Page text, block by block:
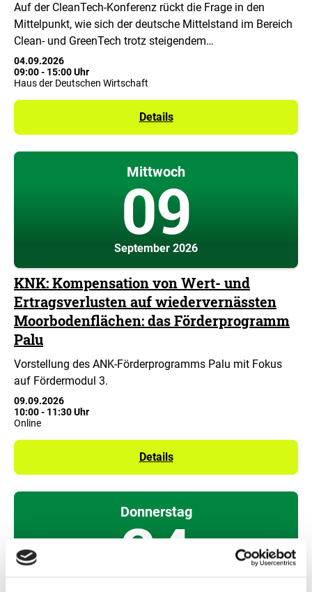
Auf der CleanTech-Konferenz rückt die Frage in den
Mittelpunkt, wie sich der deutsche Mittelstand im Bereich
Clean- und GreenTech trotz steigendem…
04.09.2026
09:00- 15:00 Uhr
Haus der Deutschen Wirtschaft
Details
Mittwoch
09
September 2026
KNK: Kompensation von Wert- und
Ertragsverlusten auf wiedervernässten
Moorbodenflächen: das Förderprogramm
Palu
Vorstellung des ANK-Förderprogramms Palu mit Fokus
auf Fördermodul 3.
09.09.2026
10:00- 11:30 Uhr
Online
Details
Donnerstag
24